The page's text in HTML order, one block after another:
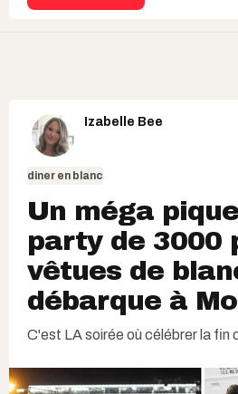
Izabelle Bee
diner en blanc
Un méga
party de 3000
vêtues de
débarque à
C'est LA soirée où célébrer la fin